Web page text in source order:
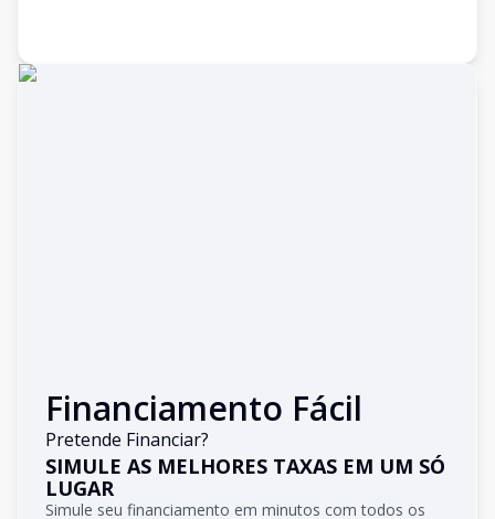
Financiamento Fácil
Pretende Financiar?
SIMULE AS MELHORES TAXAS EM UM SÓ
LUGAR
Simule seu financiamento em minutos com todos os